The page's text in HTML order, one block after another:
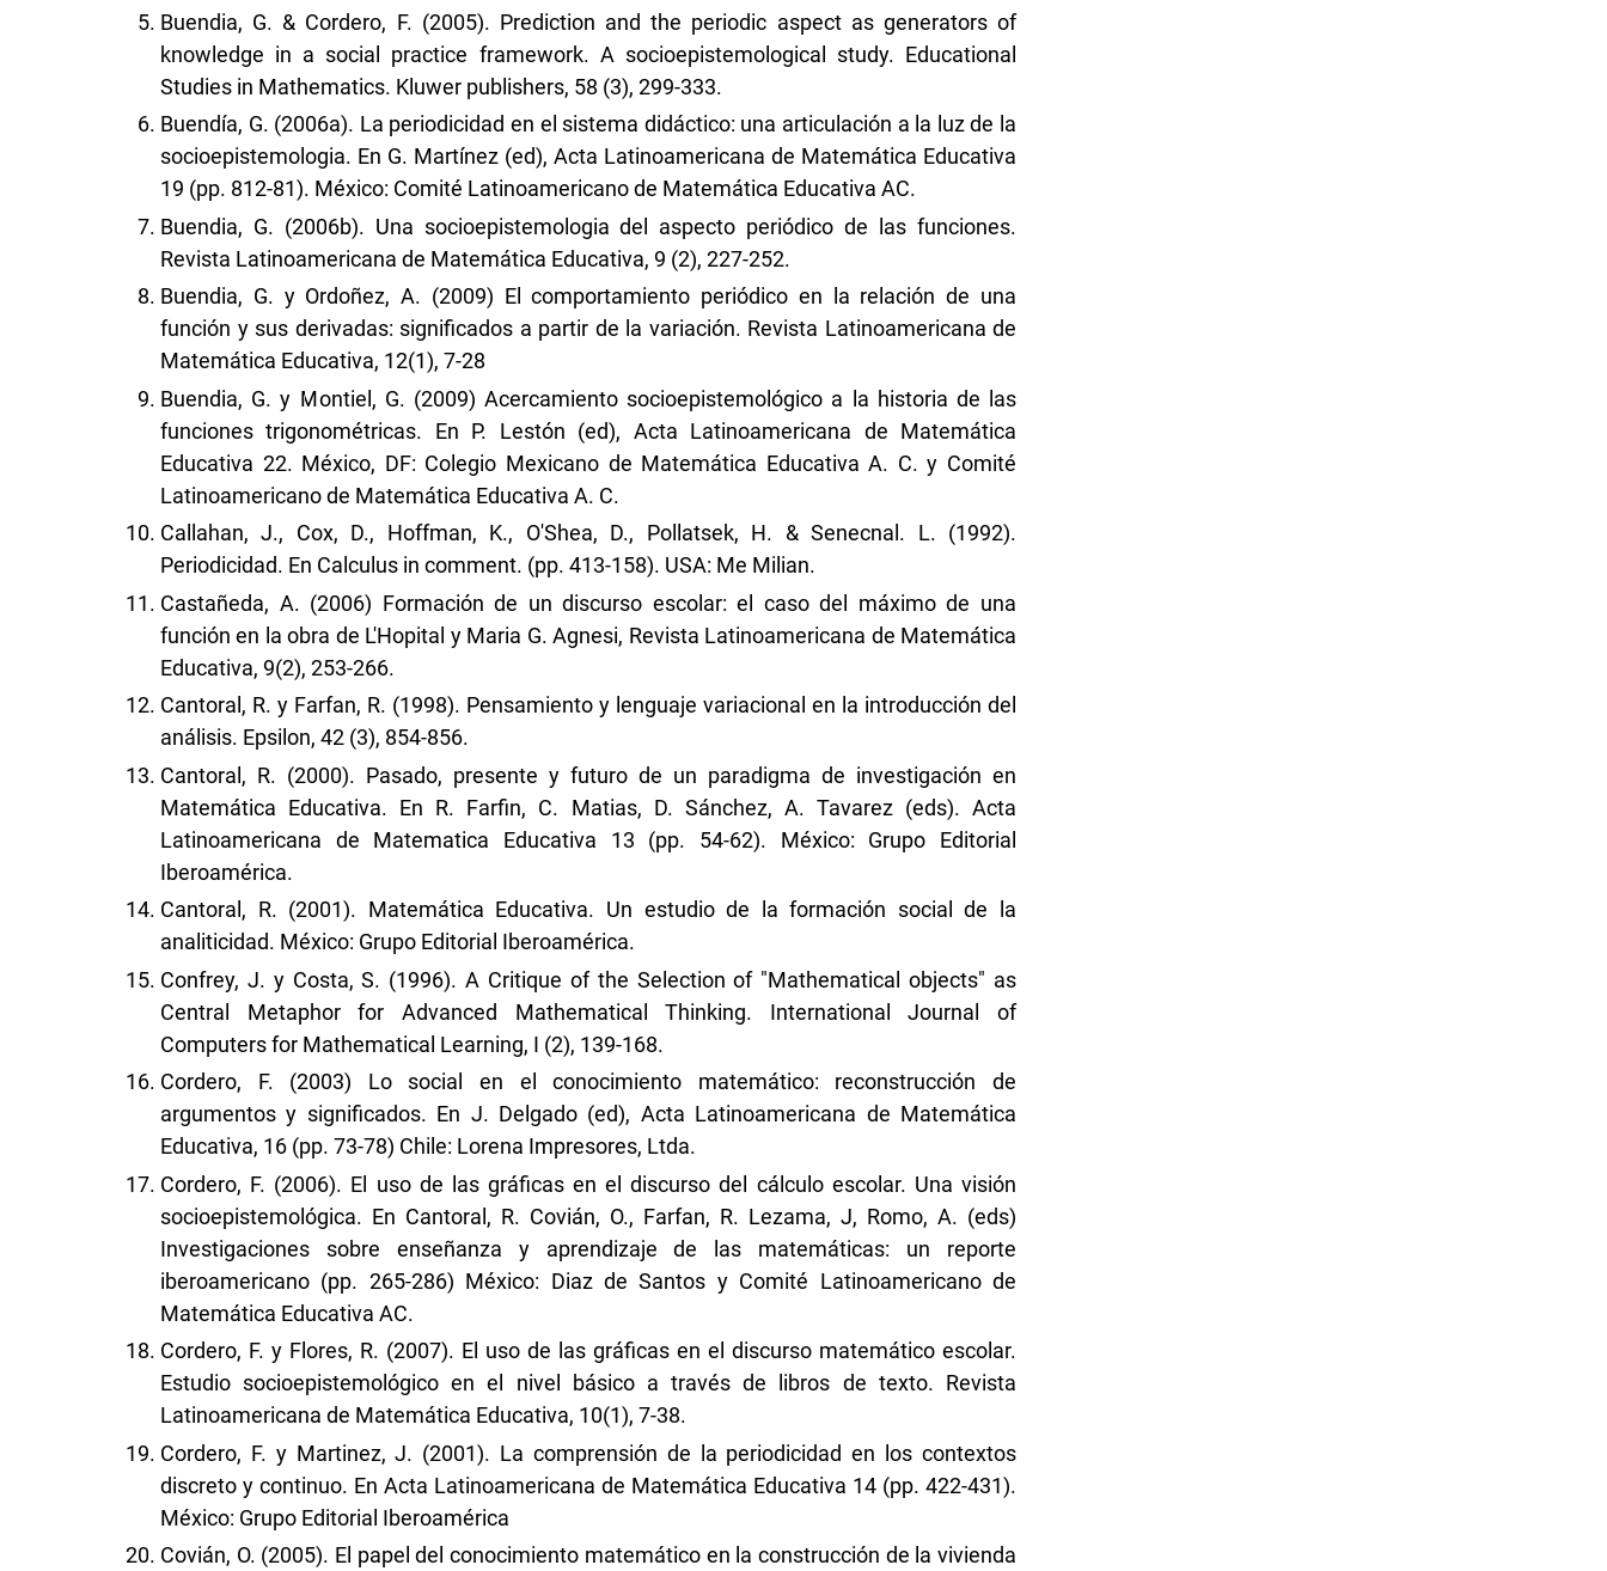
Buendia, G. & Cordero, F. (2005). Prediction and the periodic aspect as generators of
knowledge in a social practice framework. A socioepistemological study. Educational
Studies in Mathematics. Kluwer publishers, 58 (3), 299-333.
Buendía, G. (2006a). La periodicidad en el sistema didáctico: una articulación a la luz de la
socioepistemologia. En G. Martínez (ed), Acta Latinoamericana de Matemática Educativa
19 (pp. 812-81). México: Comité Latinoamericano de Matemática Educativa AC.
Buendia, G. (2006b). Una socioepistemologia del aspecto periódico de las funciones.
Revista Latinoamericana de Matemática Educativa, 9 (2), 227-252.
Buendia, G. y Ordoñez, A. (2009) El comportamiento periódico en la relación de una
función y sus derivadas: significados a partir de la variación. Revista Latinoamericana de
Matemática Educativa, 12(1), 7-28
Buendia, G. y Montiel, G. (2009) Acercamiento socioepistemológico a la historia de las
funciones trigonométricas. En P. Lestón (ed), Acta Latinoamericana de Matemática
Educativa 22. México, DF: Colegio Mexicano de Matemática Educativa A. C. y Comité
Latinoamericano de Matemática Educativa A. C.
Callahan, J., Cox, D., Hoffman, K., O'Shea, D., Pollatsek, H. & Senecnal. L. (1992).
Periodicidad. En Calculus in comment. (pp. 413-158). USA: Me Milian.
Castañeda, A. (2006) Formación de un discurso escolar: el caso del máximo de una
función en la obra de L'Hopital y Maria G. Agnesi, Revista Latinoamericana de Matemática
Educativa, 9(2), 253-266.
Cantoral, R. y Farfan, R. (1998). Pensamiento y lenguaje variacional en la introducción del
análisis. Epsilon, 42 (3), 854-856.
Cantoral, R. (2000). Pasado, presente y futuro de un paradigma de investigación en
Matemática Educativa. En R. Farfin, C. Matias, D. Sánchez, A. Tavarez (eds). Acta
Latinoamericana de Matematica Educativa 13 (pp. 54-62). México: Grupo Editorial
Iberoamérica.
Cantoral, R. (2001). Matemática Educativa. Un estudio de la formación social de la
analiticidad. México: Grupo Editorial Iberoamérica.
Confrey, J. y Costa, S. (1996). A Critique of the Selection of "Mathematical objects" as
Central Metaphor for Advanced Mathematical Thinking. International Journal of
Computers for Mathematical Learning, I (2), 139-168.
Cordero, F. (2003) Lo social en el conocimiento matemático: reconstrucción de
argumentos y significados. En J. Delgado (ed), Acta Latinoamericana de Matemática
Educativa, 16 (pp. 73-78) Chile: Lorena Impresores, Ltda.
Cordero, F. (2006). El uso de las gráficas en el discurso del cálculo escolar. Una visión
socioepistemológica. En Cantoral, R. Covián, O., Farfan, R. Lezama, J, Romo, A. (eds)
Investigaciones sobre enseñanza y aprendizaje de las matemáticas: un reporte
iberoamericano (pp. 265-286) México: Diaz de Santos y Comité Latinoamericano de
Matemática Educativa AC.
Cordero, F. y Flores, R. (2007). El uso de las gráficas en el discurso matemático escolar.
Estudio socioepistemológico en el nivel básico a través de libros de texto. Revista
Latinoamericana de Matemática Educativa, 10(1), 7-38.
Cordero, F. y Martinez, J. (2001). La comprensión de la periodicidad en los contextos
discreto y continuo. En Acta Latinoamericana de Matemática Educativa 14 (pp. 422-431).
México: Grupo Editorial Iberoamérica
Covián, O. (2005). El papel del conocimiento matemático en la construcción de la vivienda